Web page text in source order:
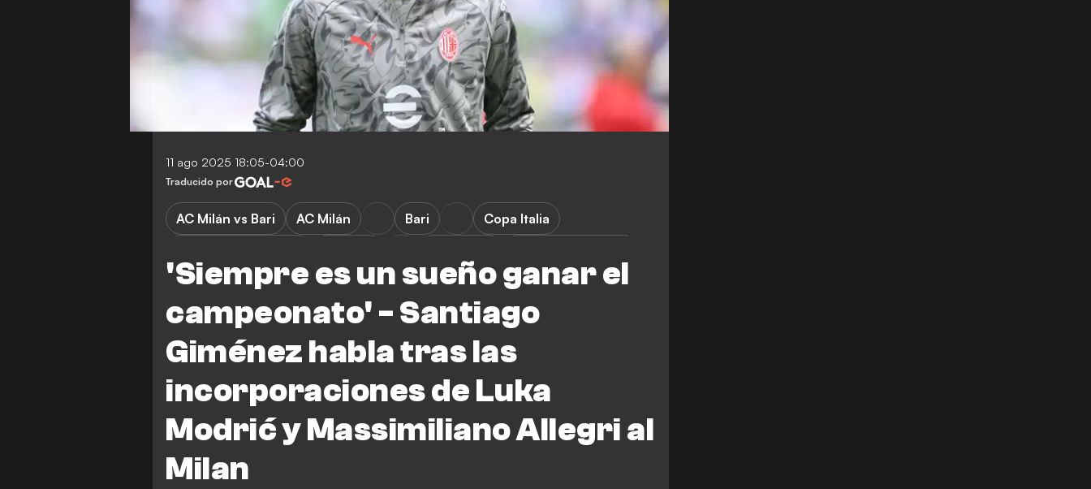
11 ago 2025 18:05-04:00
Traducido por
'Siempre es un sueño ganar el
campeonato' - Santiago
Giménez habla tras las
incorporaciones de Luka
Modrić y Massimiliano Allegri al
Milan
AC Milán vs Bari AC Milán Bari
Copa Italia
L. Modric
M. Allegri